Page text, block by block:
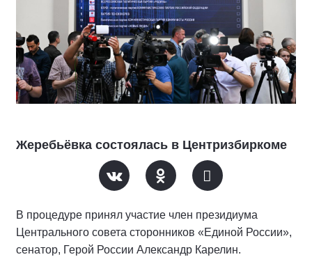
Жеребьёвка состоялась в Центризбиркоме
В процедуре принял участие член президиума
Центрального совета сторонников «Единой России»,
сенатор, Герой России Александр Карелин.